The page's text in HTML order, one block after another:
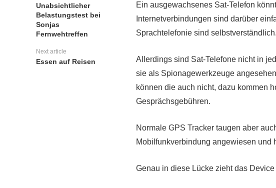
Unabsichtlicher
Belastungstest bei
Sonjas
Fernwehtreffen
Next article
Essen auf Reisen
Ein ausgewachsenes Sat-Telefon
Internetverbindungen sind darüber
Sprachtelefonie sind selbstverständlich.
Allerdings sind Sat-Telefone nicht in
sie als Spionagewerkzeuge
können die auch nicht, dazu kommen
Gesprächsgebühren.
Normale GPS Tracker taugen aber
Mobilfunkverbindung angewiesen und
Genau in diese Lücke zieht das